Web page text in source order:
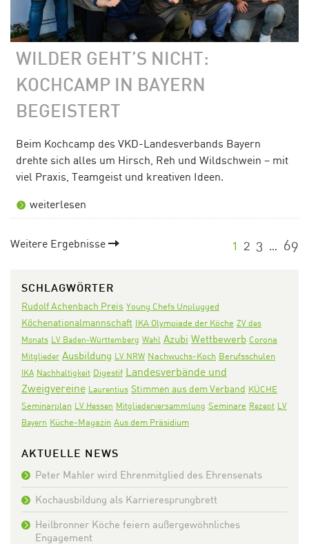
WILDER GEHT’S NICHT:
KOCHCAMP IN BAYERN
BEGEISTERT
Beim Kochcamp des VKD-Landesverbands Bayern
drehte sich alles um Hirsch, Reh und Wildschwein – mit
viel Praxis, Teamgeist und kreativen Ideen.
weiterlesen
Weitere Ergebnisse 1 2 3 … 69
SCHLAGWÖRTER
Rudolf Achenbach Preis Young Chefs Unplugged
Köchenationalmannschaft IKA Olympiade der Köche ZV des
Monats LV Baden-Württemberg Wahl Azubi Wettbewerb Corona
Mitglieder Ausbildung LV NRW Nachwuchs-Koch Berufsschulen
IKA Nachhaltigkeit Digestif Landesverbände und
Zweigvereine Laurentius Stimmen aus dem Verband KÜCHE
Seminarplan LV Hessen Mitgliederversammlung Seminare Rezept LV
Bayern Küche-Magazin Aus dem Präsidium
AKTUELLE NEWS
Peter Mahler wird Ehrenmitglied des Ehrensenats
Kochausbildung als Karrieresprungbrett
Heilbronner Köche feiern außergewöhnliches
Engagement